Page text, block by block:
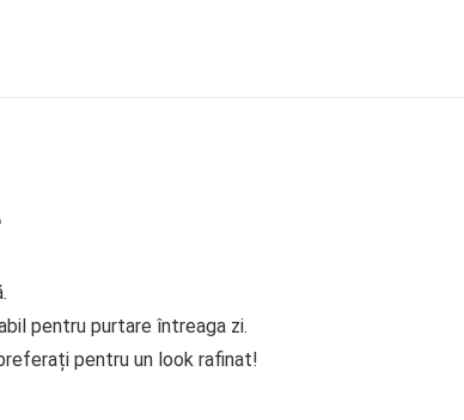
pentru purtare întreaga zi.
pentru un look rafinat!